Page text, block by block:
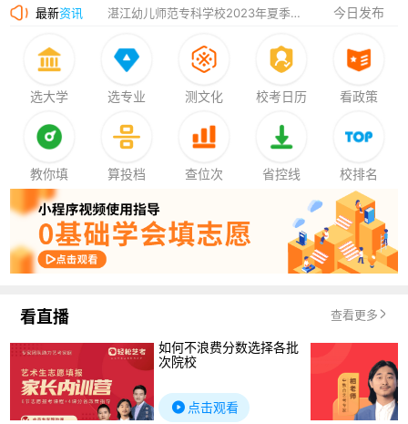
最新资讯 湛江幼儿师范专科学校2023年夏季高考招生简章
香港中文大学（深圳）2023年夏季高考招生简章
今日发布
选大学 选专业 测文化 校考日历 看政策
教你填 算投档 查位次 省控线 校排名
看直播 查看更多
如何不浪费分数选择各批
次院校
点击观看